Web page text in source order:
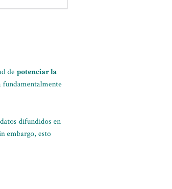
depotenciar la
fundamentalmente
difundidos en
embargo, esto